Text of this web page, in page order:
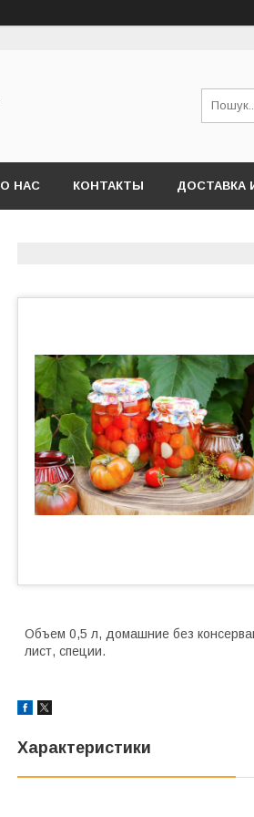
О НАС КОНТАКТЫ ДОСТАВКА
Объем 0,5 л, домашние без
лист, специи.
Характеристики